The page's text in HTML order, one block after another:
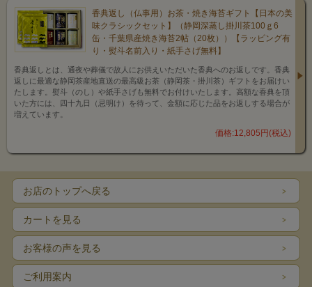
香典返し（仏事用）お茶・焼き海苔ギフト【日本の美
味クラシックセット】（静岡深蒸し掛川茶100ｇ6
缶・千葉県産焼き海苔2帖（20枚））【ラッピング有
り・熨斗名前入り・紙手さげ無料】
香典返しとは、通夜や葬儀で故人にお供えいただいた香典へのお返しです。香典
返しに最適な静岡茶産地直送の最高級お茶（静岡茶・掛川茶）ギフトをお届けい
たします。熨斗（のし）や紙手さげも無料でお付けいたします。高額な香典を頂
いた方には、四十九日（忌明け）を待って、金額に応じた品をお返しする場合が
増えています。
価格:12,805円(税込)
お店のトップへ戻る
カートを見る
お客様の声を見る
ご利用案内